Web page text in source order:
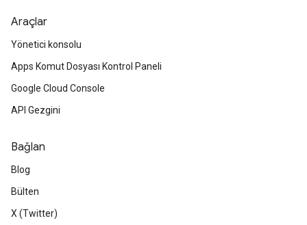
Araçlar
Yönetici konsolu
Apps Komut Dosyası Kontrol Paneli
Google Cloud Console
API Gezgini
Bağlan
Blog
Bülten
X (Twitter)